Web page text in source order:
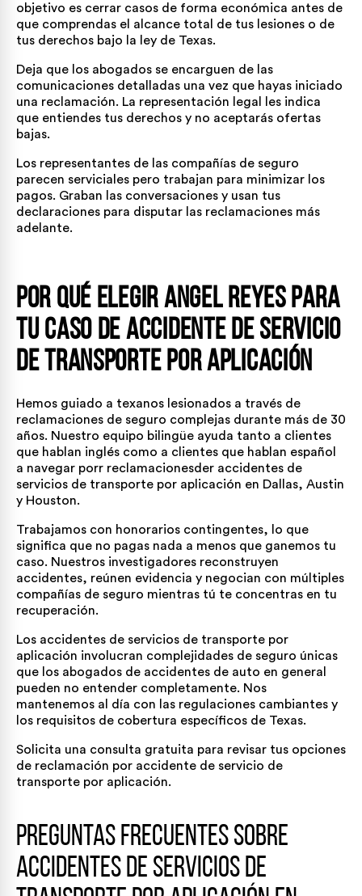
objetivo es cerrar casos de forma económica antes de
que comprendas el alcance total de tus lesiones o de
tus derechos bajo la ley de Texas.
Deja que los abogados se encarguen de las
comunicaciones detalladas una vez que hayas iniciado
una reclamación. La representación legal les indica
que entiendes tus derechos y no aceptarás ofertas
bajas.
Los representantes de las compañías de seguro
parecen serviciales pero trabajan para minimizar los
pagos. Graban las conversaciones y usan tus
declaraciones para disputar las reclamaciones más
adelante.
Por qué elegir Angel Reyes para
tu caso de accidente de servicio
de transporte por aplicación
Hemos guiado a texanos lesionados a través de
reclamaciones de seguro complejas durante más de 30
años. Nuestro equipo bilingüe ayuda tanto a clientes
que hablan inglés como a clientes que hablan español
a navegar porr reclamacionesder accidentes de
servicios de transporte por aplicación en Dallas, Austin
y Houston.
Trabajamos con honorarios contingentes, lo que
significa que no pagas nada a menos que ganemos tu
caso. Nuestros investigadores reconstruyen
accidentes, reúnen evidencia y negocian con múltiples
compañías de seguro mientras tú te concentras en tu
recuperación.
Los accidentes de servicios de transporte por
aplicación involucran complejidades de seguro únicas
que los abogados de accidentes de auto en general
pueden no entender completamente. Nos
mantenemos al día con las regulaciones cambiantes y
los requisitos de cobertura específicos de Texas.
Solicita una consulta gratuita para revisar tus opciones
de reclamación por accidente de servicio de
transporte por aplicación.
Preguntas frecuentes sobre
accidentes de servicios de